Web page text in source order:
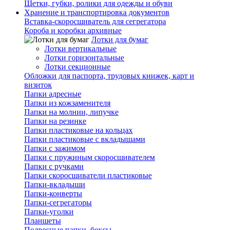
Щетки, губки, ролики для одежды и обуви
Хранение и транспортировка документов
Вставка-скоросшиватель для сегрегатора
Короба и коробки архивные
Лотки для бумаг
Лотки вертикальные
Лотки горизонтальные
Лотки секционные
Обложки для паспорта, трудовых книжек, карт и
визиток
Папки адресные
Папки из кожзаменителя
Папки на молнии, липучке
Папки на резинке
Папки пластиковые на кольцах
Папки пластиковые с вкладышами
Папки с зажимом
Папки с пружиным скоросшивателем
Папки с ручками
Папки скоросшиватели пластиковые
Папки-вкладыши
Папки-конверты
Папки-сегрегаторы
Папки-уголки
Планшеты